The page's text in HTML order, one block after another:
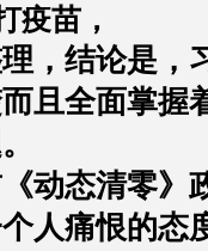
疫苗，
，结论是，
且全面掌握
动态清零》
人痛恨的态